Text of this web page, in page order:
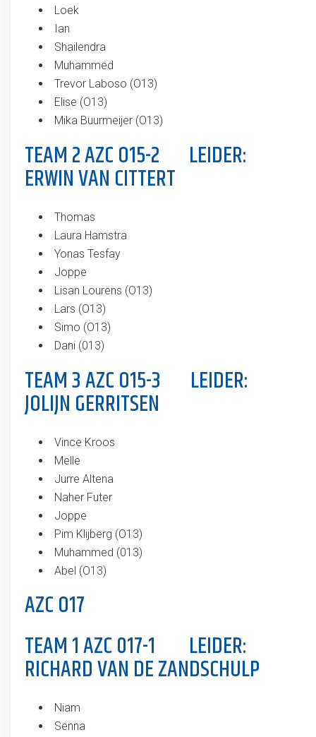
Loek
Ian
Shailendra
Muhammed
Trevor Laboso (O13)
Elise (O13)
Mika Buurmeijer (O13)
TEAM 2 AZC O15-2 LEIDER:
ERWIN VAN CITTERT
Thomas
Laura Hamstra
Yonas Tesfay
Joppe
Lisan Lourens (O13)
Lars (O13)
Simo (O13)
Dani (013)
TEAM 3 AZC O15-3 LEIDER:
JOLIJN GERRITSEN
Vince Kroos
Melle
Jurre Altena
Naher Futer
Joppe
Pim Klijberg (O13)
Muhammed (013)
Abel (O13)
AZC O17
TEAM 1 AZC 017-1 LEIDER:
RICHARD VAN DE ZANDSCHULP
Niam
Senna